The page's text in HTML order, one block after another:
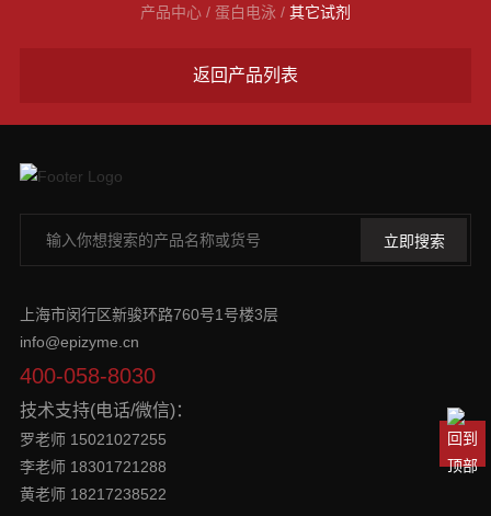
产品中心 / 蛋白电泳 / 其它试剂
返回产品列表
上海市闵行区新骏环路760号1号楼3层
info@epizyme.cn
400-058-8030
技术支持(电话/微信)：
罗老师 15021027255
李老师 18301721288
黄老师 18217238522